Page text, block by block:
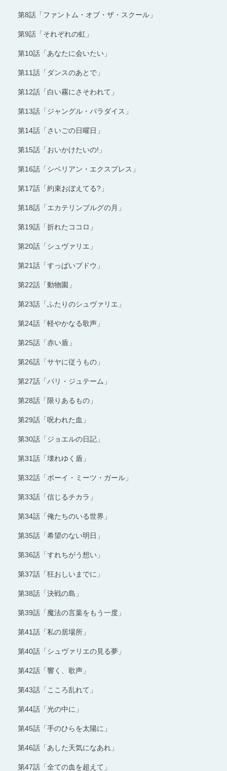
第8話「ファントム・オブ・ザ・スクール」
第9話「それぞれの虹」
第10話「あなたに会いたい」
第11話「ダンスのあとで」
第12話「白い霧にさそわれて」
第13話「ジャングル・パラダイス」
第14話「さいごの日曜日」
第15話「おいかけたいの!」
第16話「シベリアン・エクスプレス」
第17話「約束おぼえてる?」
第18話「エカテリンブルグの月」
第19話「折れたココロ」
第20話「シュヴァリエ」
第21話「すっぱいブドウ」
第22話「動物園」
第23話「ふたりのシュヴァリエ」
第24話「軽やかなる歌声」
第25話「赤い盾」
第26話「サヤに従うもの」
第27話「パリ・ジュテーム」
第28話「限りあるもの」
第29話「呪われた血」
第30話「ジョエルの日記」
第31話「壊れゆく盾」
第32話「ボーイ・ミーツ・ガール」
第33話「信じるチカラ」
第34話「俺たちのいる世界」
第35話「希望のない明日」
第36話「すれちがう想い」
第37話「狂おしいまでに」
第38話「決戦の島」
第39話「魔法の言葉をもう一度」
第41話「私の居場所」
第40話「シュヴァリエの見る夢」
第42話「響く、歌声」
第43話「こころ乱れて」
第44話「光の中に」
第45話「手のひらを太陽に」
第46話「あした天気になあれ」
第47話「全ての血を超えて」